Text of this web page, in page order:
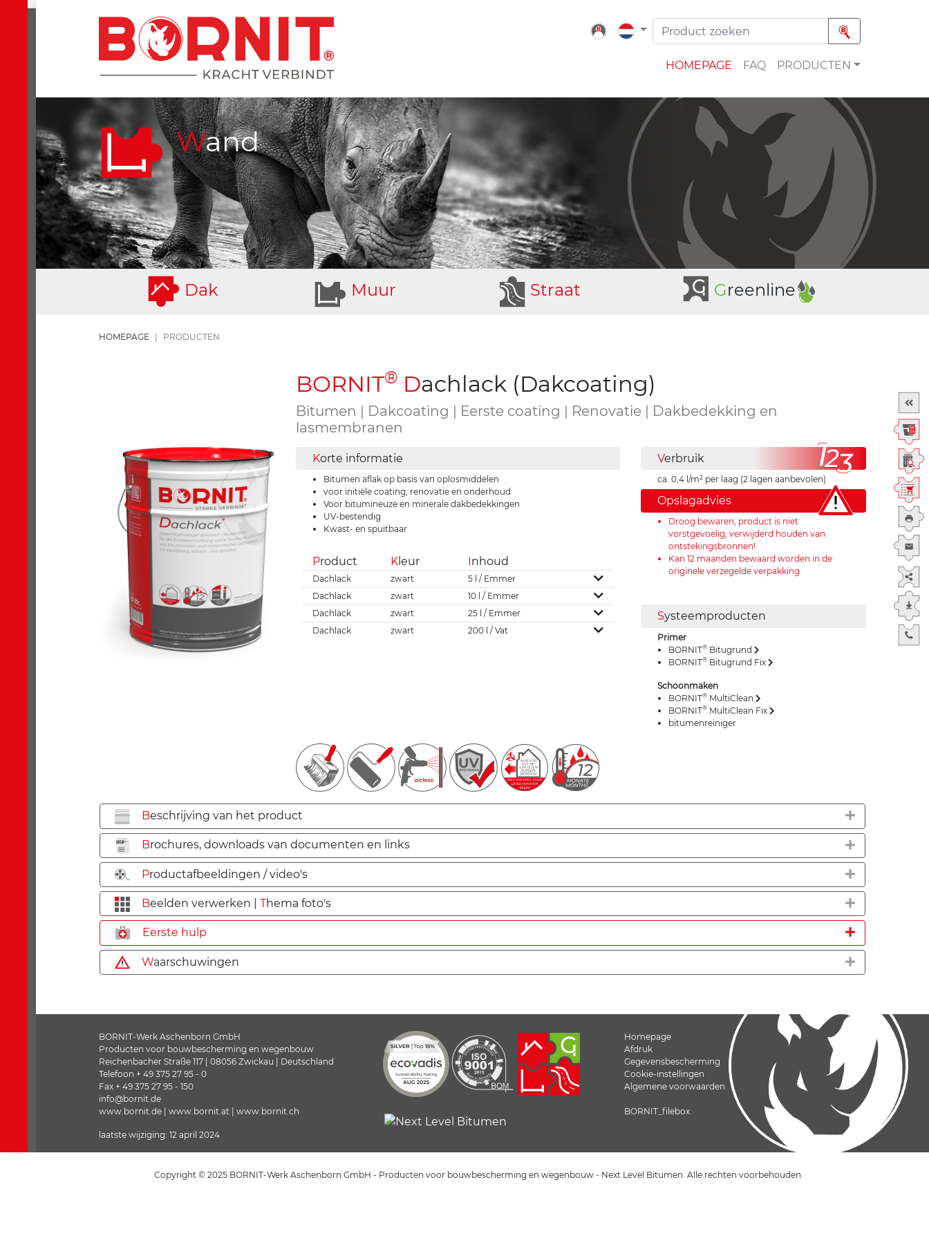
HOMEPAGE FAQ PRODUCTEN
Wand
Dak Muur Straat Greenline
HOMEPAGE PRODUCTEN
BORNIT® Dachlack (Dakcoating)
Bitumen | Dakcoating | Eerste coating | Renovatie | Dakbedekking en
lasmembranen
Korte informatie
Bitumen aflak op basis van oplosmiddelen
voor initiële coating, renovatie en onderhoud
Voor bitumineuze en minerale dakbedekkingen
UV-bestendig
Kwast- en spuitbaar
Product Kleur Inhoud
Dachlack zwart
5 l / Emmer
Dachlack
zwart
10 l / Emmer
Dachlack
zwart
25 l / Emmer
Dachlack
zwart 200 l / Vat
Verbruik
ca. 0,4 l/m² per laag (2 lagen aanbevolen)
Opslagadvies
Droog bewaren, product is niet
vorstgevoelig, verwijderd houden van
ontstekingsbronnen!
Kan 12 maanden bewaard worden in de
originele verzegelde verpakking
Systeemproducten
Primer
BORNIT®Bitugrund
BORNIT®Bitugrund Fix
Schoonmaken
BORNIT®MultiClean
BORNIT®MultiClean Fix
bitumenreiniger
Beschrijving van het product
Brochures, downloads van documenten en links
Productafbeeldingen / video's
Beelden verwerken | Thema foto's
Eerste hulp
Waarschuwingen
BORNIT-Werk Aschenborn GmbH
Producten voor bouwbescherming en wegenbouw
Reichenbacher Straße 117 | 08056 Zwickau | Deutschland
Telefoon + 49 375 27 95 - 0
Fax + 49 375 27 95 - 150
info@bornit.de
www.bornit.de | www.bornit.at | www.bornit.ch
laatste wijziging: 12 april 2024
Homepage
Afdruk
Gegevensbescherming
Cookie-instellingen
Algemene voorwaarden
BORNIT_filebox
Copyright © 2025 BORNIT-Werk Aschenborn GmbH - Producten voor bouwbescherming en wegenbouw - Next Level Bitumen. Alle rechten voorbehouden.